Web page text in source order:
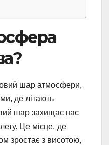
шар атмосфери,
де літають
шар захищає нас
Це місце, де
зростає з висотою,